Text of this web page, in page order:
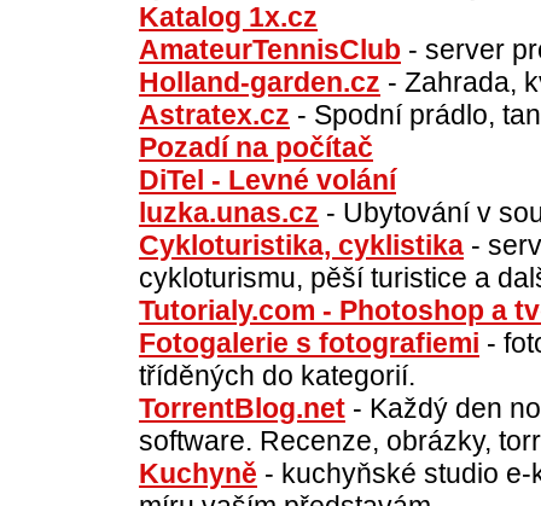
Katalog 1x.cz
AmateurTennisClub - server
Holland-garden.cz - Zahrada,
Astratex.cz - Spodní prádlo,
Pozadí na počítač
DiTel - Levné volání
luzka.unas.cz - Ubytování v
Cykloturistika, cyklistika -
cykloturismu, pěší turistice a
Tutorialy.com - Photoshop a
Fotogalerie s fotografiemi -
tříděných do kategorií.
TorrentBlog.net - Každý den
software. Recenze, obrázky,
Kuchyně - kuchyňské studio